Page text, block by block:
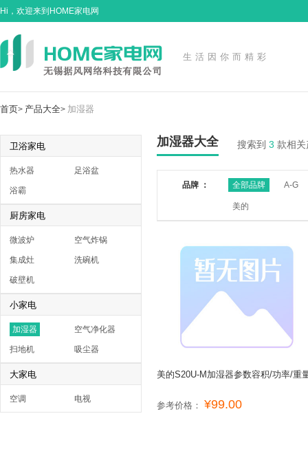
Hi，欢迎来到HOME家电网
生活因你而精彩
首页> 产品大全> 加湿器
卫浴家电
热水器 足浴盆
浴霸
厨房家电
微波炉 空气炸锅
集成灶 洗碗机
破壁机
小家电
加湿器 空气净化器
扫地机 吸尘器
大家电
空调 电视
加湿器大全 搜索到 3 款相关
品牌 ： 全部品牌 A-G
美的
美的S20U-M加湿器参数容积/功率/重
参考价格： ¥99.00